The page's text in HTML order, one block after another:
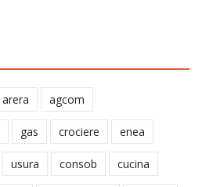
arera agcom
gas crociere enea
usura consob cucina